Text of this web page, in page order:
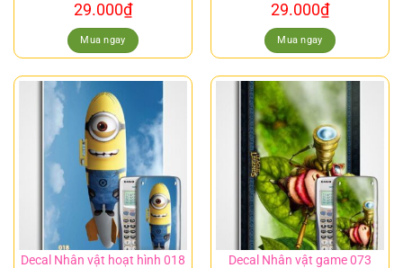
29.000₫
Mua ngay
29.000₫
Mua ngay
Decal Nhân vật hoạt hình 018 Decal Nhân vật game 073